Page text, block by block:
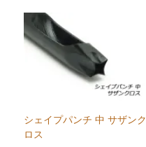
シェイプパンチ 中 サザンク
ロス